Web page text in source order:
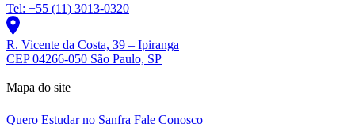
Tel: +55 (11) 3013-0320
R. Vicente da Costa, 39 – Ipiranga
CEP 04266-050 São Paulo, SP
Mapa do site
Quero Estudar no Sanfra Fale Conosco